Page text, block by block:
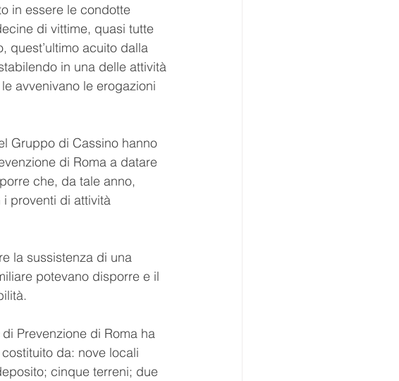
in essere le condotte
di vittime, quasi tutte
quest’ultimo acuito dalla
in una delle attività
avvenivano le erogazioni
Gruppo di Cassino hanno
di Roma a datare
che, da tale anno,
proventi di attività
la sussistenza di una
potevano disporre e il
Prevenzione di Roma ha
da: nove locali
cinque terreni; due